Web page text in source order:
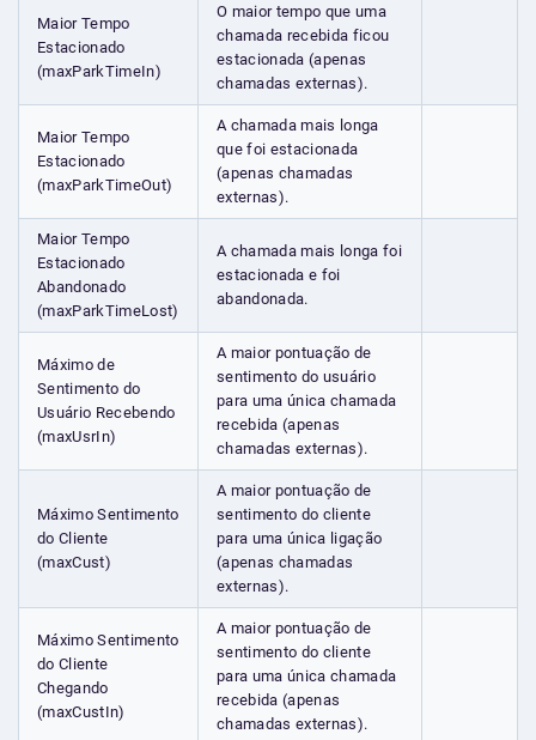
Maior Tempo
Estacionado
(maxParkTimeIn)
O maior tempo que uma
chamada recebida ficou
estacionada (apenas
chamadas externas).
Maior Tempo
Estacionado
(maxParkTimeOut)
A chamada mais longa
que foi estacionada
(apenas chamadas
externas).
Maior Tempo
Estacionado
Abandonado
(maxParkTimeLost)
A chamada mais longa foi
estacionada e foi
abandonada.
Máximo de
Sentimento do
Usuário Recebendo
(maxUsrIn)
A maior pontuação de
sentimento do usuário
para uma única chamada
recebida (apenas
chamadas externas).
Máximo Sentimento
do Cliente
(maxCust)
A maior pontuação de
sentimento do cliente
para uma única ligação
(apenas chamadas
externas).
Máximo Sentimento
do Cliente
Chegando
(maxCustIn)
A maior pontuação de
sentimento do cliente
para uma única chamada
recebida (apenas
chamadas externas).